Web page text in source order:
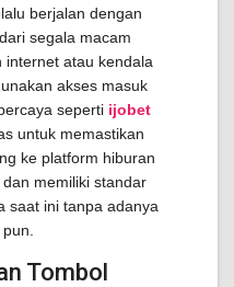
berjalan dengan
segala macam
internet atau kendala
akses masuk
seperti ijobet
untuk memastikan
ke platform hiburan
memiliki standar
saat ini tanpa adanya
Tombol